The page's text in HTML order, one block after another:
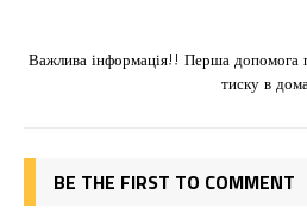
o
o
o
n
ис
я
Важлива інформація!! Перша допомога
тиску в
BE THE FIRST TO COMMENT